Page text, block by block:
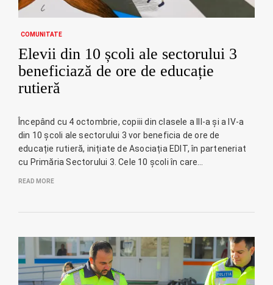
COMUNITATE
Elevii din 10 școli ale sectorului 3
beneficiază de ore de educație
rutieră
Începând cu 4 octombrie, copiii din clasele a III-a și a IV-a
din 10 școli ale sectorului 3 vor beneficia de ore de
educație rutieră, inițiate de Asociația EDIT, în parteneriat
cu Primăria Sectorului 3. Cele 10 școli în care…
READ MORE